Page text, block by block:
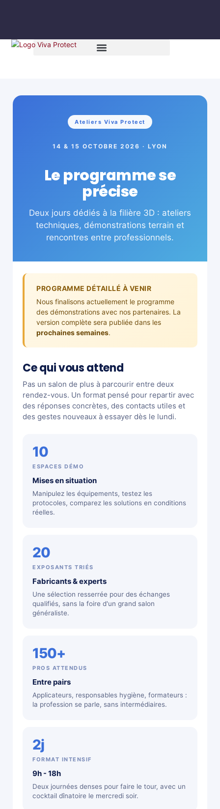
Ateliers Viva Protect
14 & 15 OCTOBRE 2026 · LYON
Le programme se
précise
Deux jours dédiés à la filière 3D : ateliers
techniques, démonstrations terrain et
rencontres entre professionnels.
PROGRAMME DÉTAILLÉ À VENIR
Nous finalisons actuellement le programme
des démonstrations avec nos partenaires. La
version complète sera publiée dans les
prochaines semaines.
Ce qui vous attend
Pas un salon de plus à parcourir entre deux
rendez-vous. Un format pensé pour repartir avec
des réponses concrètes, des contacts utiles et
des gestes nouveaux à essayer dès le lundi.
10
ESPACES DÉMO
Mises en situation
Manipulez les équipements, testez les
protocoles, comparez les solutions en conditions
réelles.
20
EXPOSANTS TRIÉS
Fabricants & experts
Une sélection resserrée pour des échanges
qualifiés, sans la foire d'un grand salon
généraliste.
150+
PROS ATTENDUS
Entre pairs
Applicateurs, responsables hygiène, formateurs :
la profession se parle, sans intermédiaires.
2j
FORMAT INTENSIF
9h - 18h
Deux journées denses pour faire le tour, avec un
cocktail dînatoire le mercredi soir.